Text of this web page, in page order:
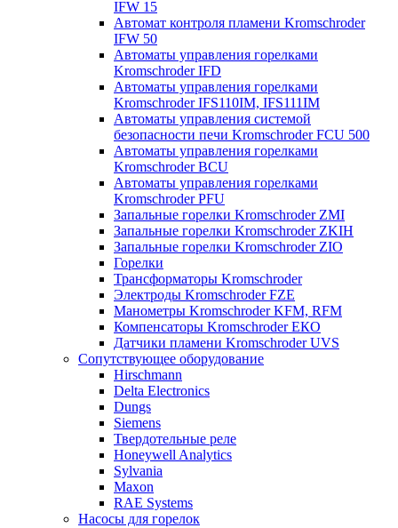
IFW 15
Автомат контроля пламени Kromschroder
IFW 50
Автоматы управления горелками
Kromschroder IFD
Автоматы управления горелками
Kromschroder IFS110IM, IFS111IM
Автоматы управления системой
безопасности печи Kromschroder FCU 500
Автоматы управления горелками
Kromschroder BCU
Автоматы управления горелками
Kromschroder PFU
Запальные горелки Kromschroder ZМI
Запальные горелки Kromschroder ZKIH
Запальные горелки Kromschroder ZIO
Горелки
Трансформаторы Kromschroder
Электроды Kromschroder FZE
Манометры Kromschroder KFM, RFM
Компенсаторы Kromschroder ЕКО
Датчики пламени Kromschroder UVS
Сопутствующее оборудование
Hirschmann
Delta Electronics
Dungs
Siemens
Твердотельные реле
Honeywell Analytics
Sylvania
Maxon
RAE Systems
Насосы для горелок